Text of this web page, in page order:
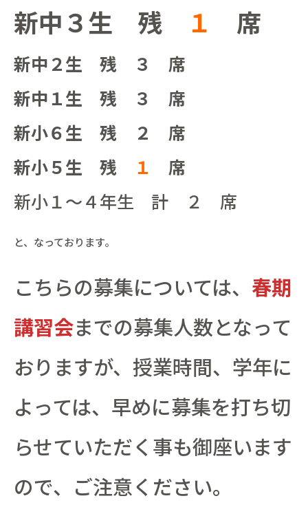
新中３生 残 １ 席
新中２生 残 ３ 席
新中１生 残 ３ 席
新小６生 残 ２ 席
新小５生 残
１
席
新小１～４年生 計 ２ 席
と、なっております。
こちらの募集については、 春期
講習会までの募集人数となって
おりますが、授業時間、学年に
よっては、早めに募集を打ち切
らせていただく事も御座います
ので、ご注意ください。